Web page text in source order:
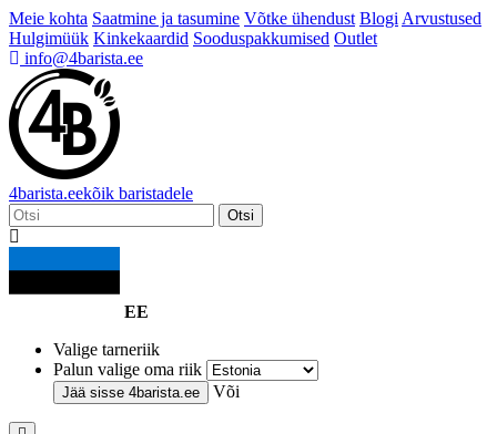
Meie kohta Saatmine ja tasumine Võtke ühendust Blogi Arvustused
Hulgimüük Kinkekaardid Sooduspakkumised Outlet
info@4barista.ee
4barista.eekõik baristadele
Otsi
EE
Valige tarneriik
Palun valige oma riik
Jää sisse 4barista.ee Või